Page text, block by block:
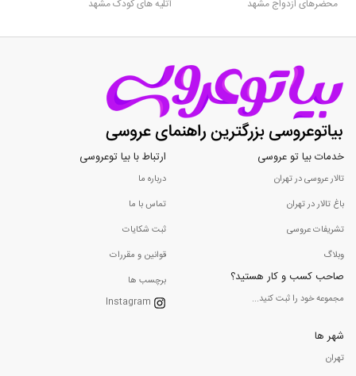
محضرهای ازدواج مشهد
آتلیه های کودک مشهد
خدمات بیا تو عروسی
تالار عروسی در تهران
باغ تالار در تهران
تشریفات عروسی
وبلاگ
صاحب کسب و کار هستید؟
مجموعه خود را ثبت کنید...
ارتباط با بیا توعروسی
درباره ما
تماس با ما
ثبت شکایات
قوانین و مقررات
برچسب ها
Instagram
شهر ها
تهران